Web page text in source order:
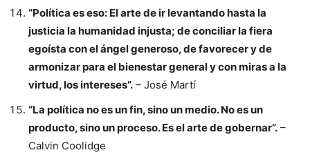
“Política es eso: El arte de ir levantando hasta la
justicia la humanidad injusta; de conciliar la fiera
egoísta con el ángel generoso, de favorecer y de
armonizar para el bienestar general y con miras a la
virtud, los intereses”. – José Martí
“La política no es un fin, sino un medio. No es un
producto, sino un proceso. Es el arte de gobernar”. –
Calvin Coolidge